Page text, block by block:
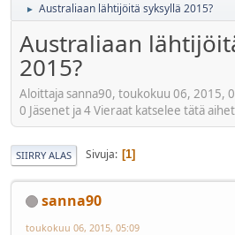
► Australiaan lähtijöitä syksyllä 2015?
Australiaan
2015?
Aloittaja sanna90, toukokuu 06, 2015,
0 Jäsenet ja 4 Vieraat katselee tätä
SIIRRY ALAS Sivuja 1
sanna90
toukokuu 06, 2015, 05:09